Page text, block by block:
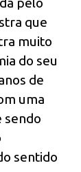
que
muito
do seu
de
uma
sendo
sentido